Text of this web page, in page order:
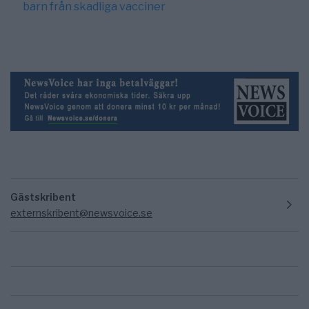
barn från skadliga vacciner
Gästskribent
externskribent@newsvoice.se